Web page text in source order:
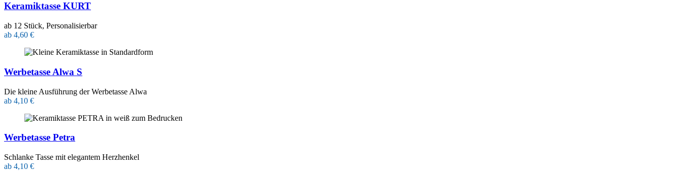
Keramiktasse KURT
ab 12 Stück, Personalisierbar
ab 4,60 €
Werbetasse Alwa S
Die kleine Ausführung der Werbetasse Alwa
ab 4,10 €
Werbetasse Petra
Schlanke Tasse mit elegantem Herzhenkel
ab 4,10 €